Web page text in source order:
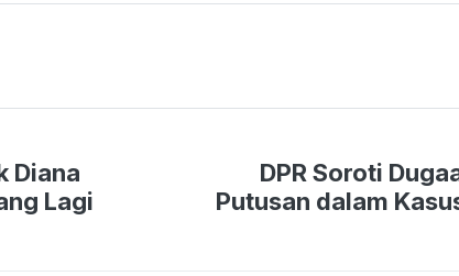
Diana
Lagi
DPR Soroti
Putusan dalam